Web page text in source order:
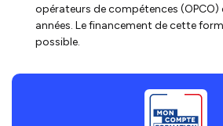
opérateurs de compétences (OPCO)
années. Le financement de cette
possible.